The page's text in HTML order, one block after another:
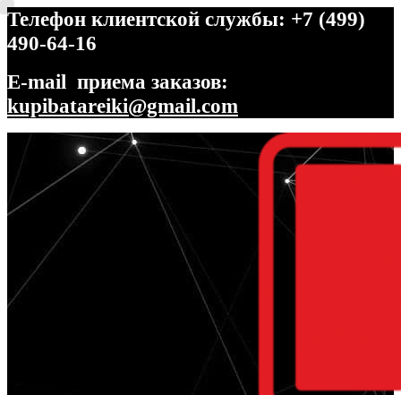
Телефон клиентской службы: +7 (499)
490-64-16
E-mail приема заказов:
kupibatareiki@gmail.com
Перейти
навигации
Перейти
содержимому